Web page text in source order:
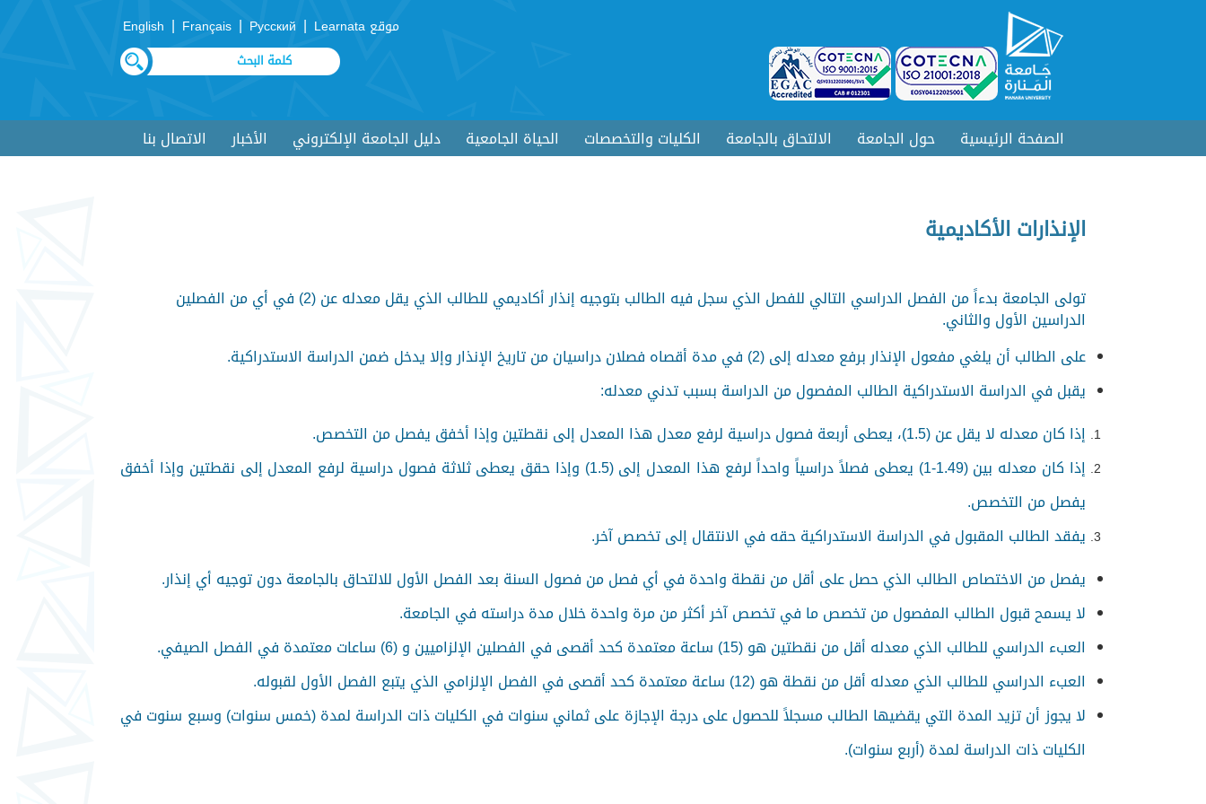
موقع Learnata |
Русский
|
Français
|
English
الصفحة الرئيسية حول الجامعة الالتحاق بالجامعة الكليات والتخصصات الحياة الجامعية دليل الجامعة الإلكتروني الأخبار الاتصال بنا
الإنذارات الأكاديمية
تولى الجامعة بدءاً من الفصل الدراسي التالي للفصل الذي سجل فيه الطالب بتوجيه إنذار أكاديمي للطالب الذي يقل معدله عن (2) في أي من الفصلين
الدراسين الأول والثاني.
على الطالب أن يلغي مفعول الإنذار برفع معدله إلى (2) في مدة أقصاه فصلان دراسيان من تاريخ الإنذار وإلا يدخل ضمن الدراسة الاستدراكية.
يقبل في الدراسة الاستدراكية الطالب المفصول من الدراسة بسبب تدني معدله:
إذا كان معدله لا يقل عن (1.5)، يعطى أربعة فصول دراسية لرفع معدل هذا المعدل إلى نقطتين وإذا أخفق يفصل من التخصص.
إذا كان معدله بين (1.49-1) يعطى فصلاً دراسياً واحداً لرفع هذا المعدل إلى (1.5) وإذا حقق يعطى ثلاثة فصول دراسية لرفع المعدل إلى نقطتين وإذا أخفق
يفصل من التخصص.
يفقد الطالب المقبول في الدراسة الاستدراكية حقه في الانتقال إلى تخصص آخر.
يفصل من الاختصاص الطالب الذي حصل على أقل من نقطة واحدة في أي فصل من فصول السنة بعد الفصل الأول للالتحاق بالجامعة دون توجيه أي إنذار.
لا يسمح قبول الطالب المفصول من تخصص ما في تخصص آخر أكثر من مرة واحدة خلال مدة دراسته في الجامعة.
العبء الدراسي للطالب الذي معدله أقل من نقطتين هو (15) ساعة معتمدة كحد أقصى في الفصلين الإلزاميين و (6) ساعات معتمدة في الفصل الصيفي.
العبء الدراسي للطالب الذي معدله أقل من نقطة هو (12) ساعة معتمدة كحد أقصى في الفصل الإلزامي الذي يتبع الفصل الأول لقبوله.
لا يجوز أن تزيد المدة التي يقضيها الطالب مسجلاً للحصول على درجة الإجازة على ثماني سنوات في الكليات ذات الدراسة لمدة (خمس سنوات) وسبع سنوت في
الكليات ذات الدراسة لمدة (أربع سنوات).